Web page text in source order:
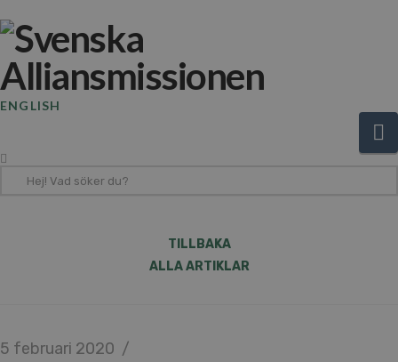
ENGLISH
TILLBAKA
ALLA ARTIKLAR
5 februari 2020